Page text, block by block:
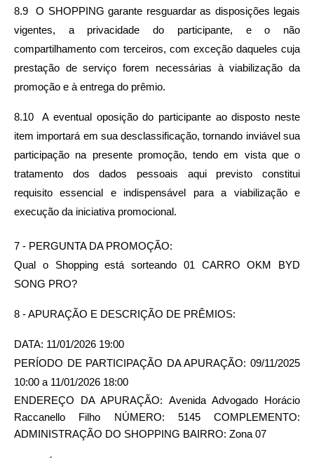
8.9  O SHOPPING garante resguardar as disposições legais
vigentes, a privacidade do participante, e o não
compartilhamento com terceiros, com exceção daqueles cuja
prestação de serviço forem necessárias à viabilização da
promoção e à entrega do prêmio.
8.10  A eventual oposição do participante ao disposto neste
item importará em sua desclassificação, tornando inviável sua
participação na presente promoção, tendo em vista que o
tratamento dos dados pessoais aqui previsto constitui
requisito essencial e indispensável para a viabilização e
execução da iniciativa promocional.
7 - PERGUNTA DA PROMOÇÃO:
Qual o Shopping está sorteando 01 CARRO OKM BYD
SONG PRO?
8 - APURAÇÃO E DESCRIÇÃO DE PRÊMIOS:
DATA: 11/01/2026 19:00
PERÍODO DE PARTICIPAÇÃO DA APURAÇÃO: 09/11/2025
10:00 a 11/01/2026 18:00
ENDEREÇO DA APURAÇÃO: Avenida Advogado Horácio
Raccanello Filho NÚMERO: 5145 COMPLEMENTO:
ADMINISTRAÇÃO DO SHOPPING BAIRRO: Zona 07